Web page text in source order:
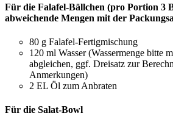
Für die Falafel-Bällchen (pro Portion 3
abweichende Mengen mit der
80 g Falafel-Fertigmischung
120 ml Wasser (Wassermenge bitte
abgleichen, ggf. Dreisatz zur
Anmerkungen)
2 EL Öl zum Anbraten
Für die Salat-Bowl